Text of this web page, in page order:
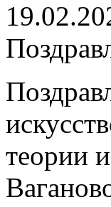
теории